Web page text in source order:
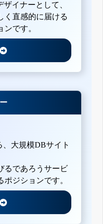
イナーとして、
く直感的に届ける
です。
、大規模DBサイト
るであろうサービ
ジションです。